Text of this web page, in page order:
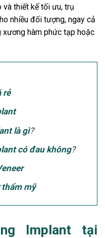
và thiết kế tối ưu, trụ
nhiều đối tượng, ngay cả
xương hàm phức tạp hoặc
rẻ
là gì?
có đau không?
thẩm mỹ
Implant tại